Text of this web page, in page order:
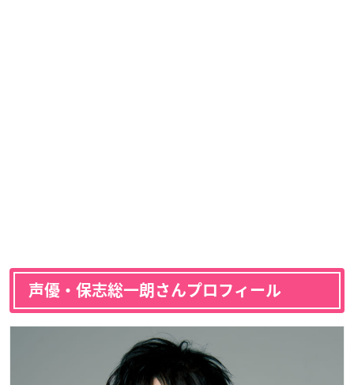
声優・保志総一朗さんプロフィール